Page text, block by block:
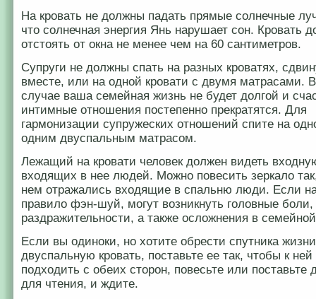
На кровать не должны падать прямые солнечные
что солнечная энергия Янь нарушает сон. Кровать
отстоять от окна не менее чем на 60 сантиметров.
Супруги не должны спать на разных кроватях,
вместе, или на одной кровати с двумя матрасами.
случае ваша семейная жизнь не будет долгой и
интимные отношения постепенно прекратятся. Для
гармонизации супружеских отношений спите на
одним двуспальным матрасом.
Лежащий на кровати человек должен видеть
входящих в нее людей. Можно повесить зеркало
нем отражались входящие в спальню люди. Если
правило фэн-шуй, могут возникнуть головные
раздражительности, а также осложнения в
Если вы одиноки, но хотите обрести спутника
двуспальную кровать, поставьте ее так, чтобы к
подходить с обеих сторон, повесьте или поставьте
для чтения, и ждите.